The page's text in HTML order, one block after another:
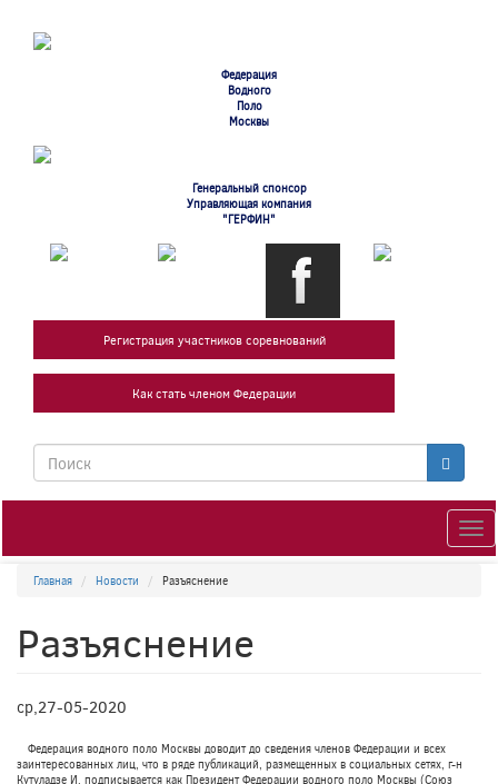
основному
содержанию
Федерация
Водного
Поло
Москвы
Генеральный спонсор
Управляющая компания
"ГЕРФИН"
Регистрация участников соревнований
Как стать членом Федерации
Форма
поиска
Главная Новости Разъяснение
Разъяснение
ср,27-05-2020
Федерация водного поло Москвы доводит до сведения членов Федерации и всех
заинтересованных лиц, что в ряде публикаций, размещенных в социальных сетях, г-н
Кутуладзе И. подписывается как Президент Федерации водного поло Москвы (Союз